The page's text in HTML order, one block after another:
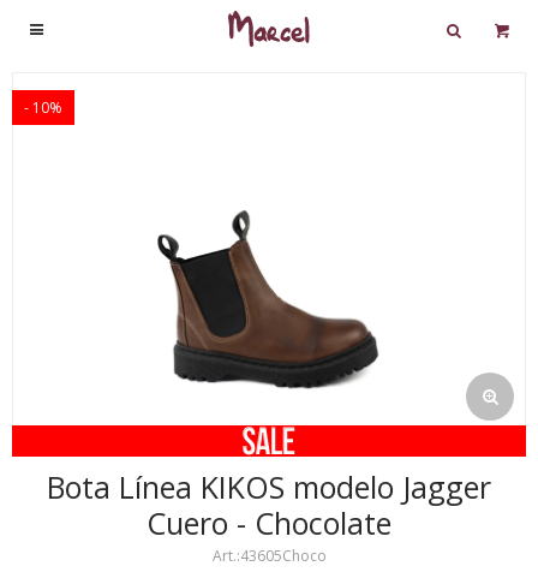

10
Bota Línea KIKOS modelo Jagger
Cuero - Chocolate
43605Choco